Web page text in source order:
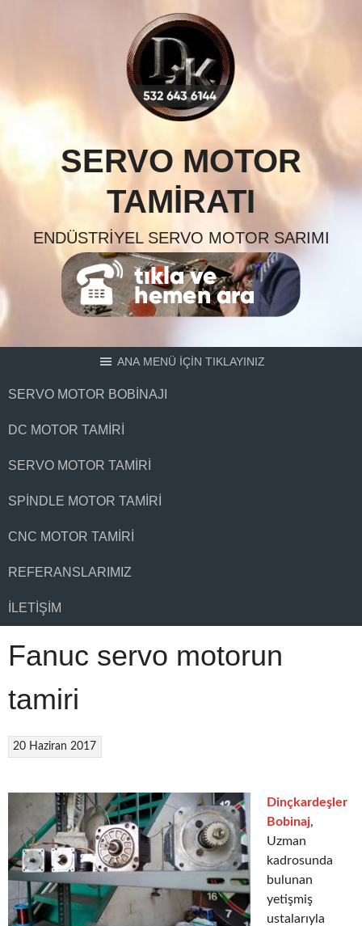
SERVO MOTOR
TAMIRATI
ENDÜSTRIYEL SERVO MOTOR SARIMI
ANA MENÜ İÇİN TIKLAYINIZ
SERVO MOTOR BOBINAJI
DC MOTOR TAMIRI
SERVO MOTOR TAMIRI
SPINDLE MOTOR TAMIRI
CNC MOTOR TAMIRI
REFERANSLARIMIZ
İLETIŞIM
Fanuc servo motorun
tamiri
20 Haziran 2017
Dinçkardeşler
Bobinaj,
Uzman
kadrosunda
bulunan
yetişmiş
ustalarıyla